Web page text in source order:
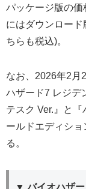
パッケージ版の
にはダウンロー
ちらも税込)。
なお、2026年2月
ハザード7 レジデ
テスク Ver.』と
ールドエディシ
る。
▼ バイオハザ